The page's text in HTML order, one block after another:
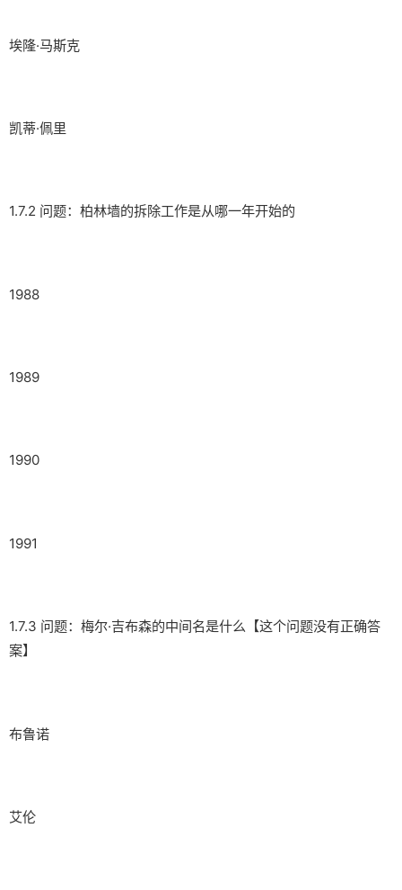
埃隆·马斯克
凯蒂·佩里
1.7.2 问题：柏林墙的拆除工作是从哪一年开始的
1988
1989
1990
1991
1.7.3 问题：梅尔·吉布森的中间名是什么【这个问题没有正确答
案】
布鲁诺
艾伦